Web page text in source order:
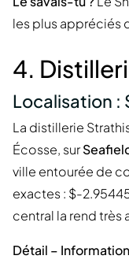
les plus appréciés
4.
Localisation :
La distillerie
Écosse, sur
ville entourée de
exactes : $-
central la rend très
Détail –